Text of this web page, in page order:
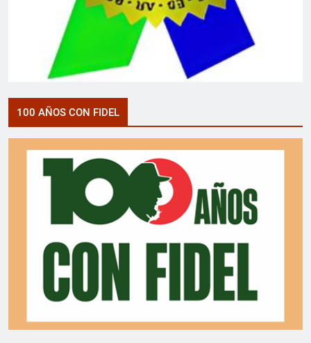
100 AÑOS CON FIDEL